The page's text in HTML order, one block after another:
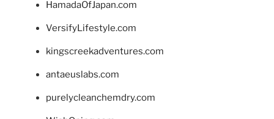
HamadaOfJapan.com
VersifyLifestyle.com
kingscreekadventures.com
antaeuslabs.com
purelycleanchemdry.com